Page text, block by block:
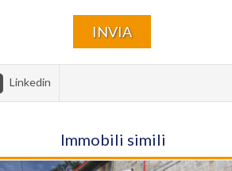
Linkedin
Immobili simili